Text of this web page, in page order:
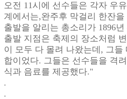
오전 11시에 선수들은 각자 우
계에서는,완주후 막걸리 한잔
출발을 알리는 총소리가 1896
출발 지점은 축제의 장소처럼
이 모두 다 몰려 나왔는데, 그
합이었다. 그들은 선수들을 격
식과 음료를 제공했다."
.
.